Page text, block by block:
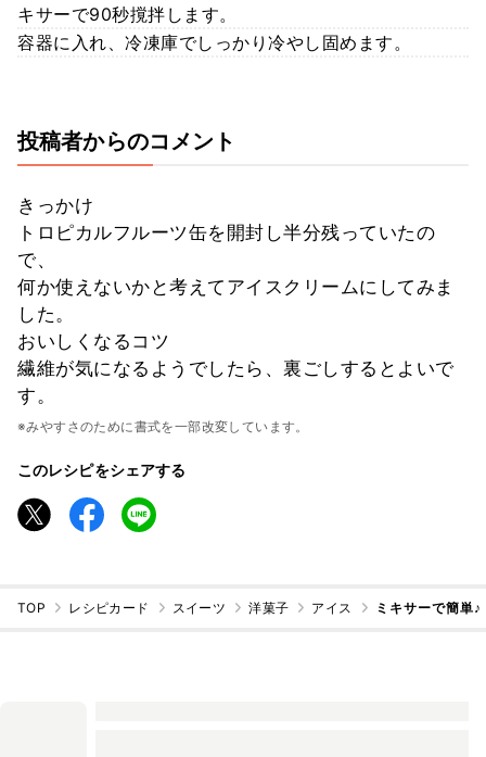
キサーで90秒撹拌します。
容器に入れ、冷凍庫でしっかり冷やし固めます。
投稿者からのコメント
きっかけ
トロピカルフルーツ缶を開封し半分残っていたの
で、
何か使えないかと考えてアイスクリームにしてみま
した。
おいしくなるコツ
繊維が気になるようでしたら、裏ごしするとよいで
す。
※みやすさのために書式を一部改変しています。
このレシピをシェアする
TOP レシピカード スイーツ 洋菓子 アイス ミキサーで簡単